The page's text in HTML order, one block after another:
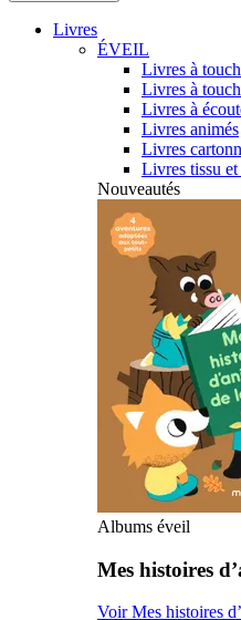
Livres
ÉVEIL
Livres à
Livres à
Livres à
Livres animés
Livres
Livres tissu
Nouveautés
Albums éveil
Mes histoires
Voir Mes histoires